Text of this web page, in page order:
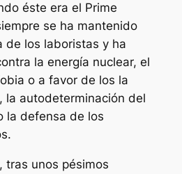
éste era el Prime
se ha mantenido
de los laboristas y ha
la energía nuclear, el
o a favor de los la
la autodeterminación del
la defensa de los
tras unos pésimos